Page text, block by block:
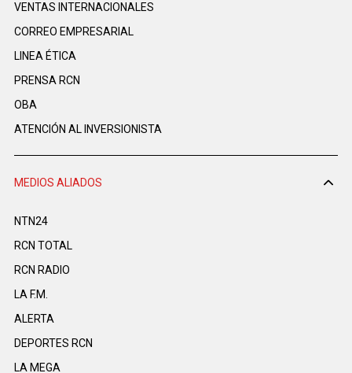
VENTAS INTERNACIONALES
CORREO EMPRESARIAL
LINEA ÉTICA
PRENSA RCN
OBA
ATENCIÓN AL INVERSIONISTA
MEDIOS ALIADOS
NTN24
RCN TOTAL
RCN RADIO
LA F.M.
ALERTA
DEPORTES RCN
LA MEGA